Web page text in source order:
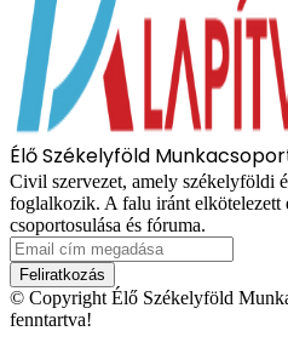
Élő Székelyföld
Civil szervezet, amely székelyföldi
foglalkozik. A falu iránt elkötelezett
csoportosulása és fóruma.
Email
cím
megadása
© Copyright Élő Székelyföld
fenntartva!